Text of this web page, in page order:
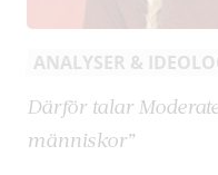
ANALYSER &
Därför talar
människor”